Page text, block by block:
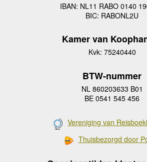
IBAN: NL11 RABO 0140
BIC: RABONL2U
Kamer van
Kvk: 75240440
BTW-nummer
NL 860203633 B01
BE 0541 545 456
Vereniging van
Thuisbezorgd door